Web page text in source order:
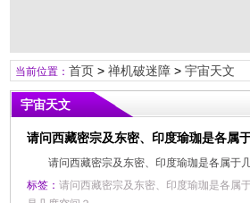
当前位置： 首页> 禅机破迷障> 宇宙天文
宇宙天文
请问西藏密宗及东密、印度瑜珈是各属
请问西藏密宗及东密、印度瑜珈是各属于
标签： 请问西藏密宗及东密、印度瑜珈是各属